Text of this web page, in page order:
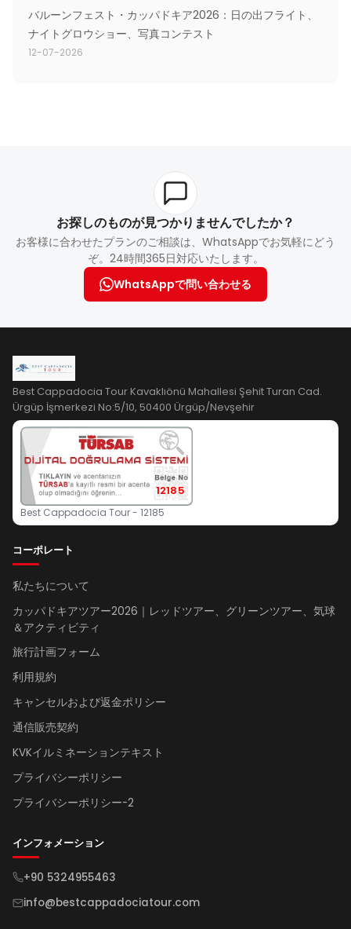
バルーンフェスト・カッパドキア2026：日の出フライト、
ナイトグロウショー、写真コンテスト
12-07-2026
お探しのものが見つかりませんでしたか？
お客様に合わせたプランのご相談は、WhatsAppでお気軽にどう
ぞ。24時間365日対応いたします。
WhatsAppで問い合わせる
Best Cappadocia Tour Kavaklıönü Mahallesi Şehit Turan Cad.
Ürgüp İşmerkezi No:5/10, 50400 Ürgüp/Nevşehir
12185
Best Cappadocia Tour - 12185
コーポレート
私たちについて
カッパドキアツアー2026｜レッドツアー、グリーンツアー、気球
＆アクティビティ
旅行計画フォーム
利用規約
キャンセルおよび返金ポリシー
通信販売契約
KVKイルミネーションテキスト
プライバシーポリシー
プライバシーポリシー-2
インフォメーション
+90 5324955463
info@bestcappadociatour.com